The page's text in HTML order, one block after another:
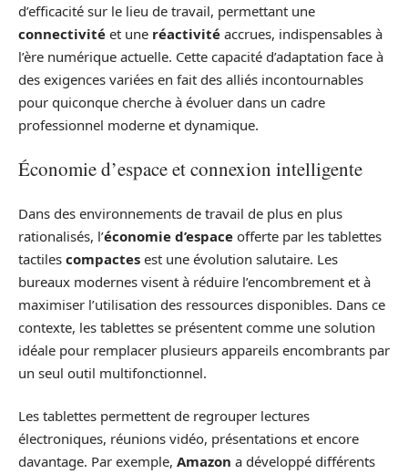
d’efficacité sur le lieu de travail, permettant une
connectivité et une réactivité accrues, indispensables à
l’ère numérique actuelle. Cette capacité d’adaptation face à
des exigences variées en fait des alliés incontournables
pour quiconque cherche à évoluer dans un cadre
professionnel moderne et dynamique.
Économie d’espace et connexion intelligente
Dans des environnements de travail de plus en plus
rationalisés, l’économie d’espace offerte par les tablettes
tactiles compactes est une évolution salutaire. Les
bureaux modernes visent à réduire l’encombrement et à
maximiser l’utilisation des ressources disponibles. Dans ce
contexte, les tablettes se présentent comme une solution
idéale pour remplacer plusieurs appareils encombrants par
un seul outil multifonctionnel.
Les tablettes permettent de regrouper lectures
électroniques, réunions vidéo, présentations et encore
davantage. Par exemple, Amazon a développé différents